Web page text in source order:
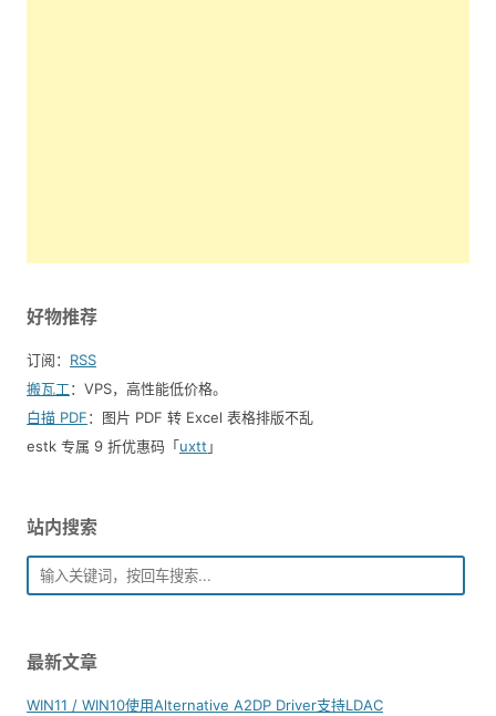
好物推荐
订阅： RSS
搬瓦工：VPS，高性能低价格。️
白描 PDF：图片 PDF 转 Excel 表格排版不乱
estk 专属 9 折优惠码「uxtt 」
站内搜索
最新文章
WIN11 / WIN10使用Alternative A2DP Driver支持LDAC